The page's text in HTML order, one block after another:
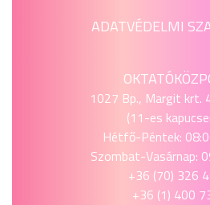
ADATVÉDELMI
1027 Bp., Margit krt.
(11-es
Hétfő-Péntek:
Szombat-Vasárnap:
+36 (70) 326
+36 (1) 400